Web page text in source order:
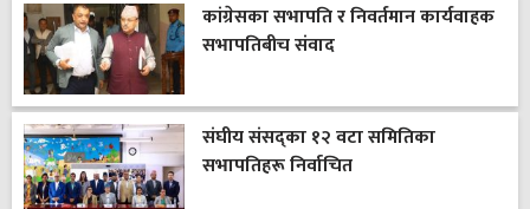
कांग्रेसका सभापति र निवर्तमान कार्यवाहक
सभापतिबीच संवाद
संघीय संसद्का १२ वटा समितिका
सभापतिहरू निर्वाचित